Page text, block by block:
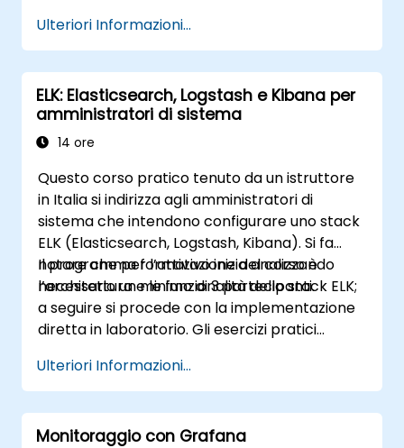
problemi legati alla scienza dei dati.
Garantire la sicurezza delle dashboard
interattive tramite tecniche avanzate di
autenticazione.
Ulteriori Informazioni...
ELK: Elasticsearch, Logstash e Kibana per
amministratori di sistema
14 ore
Questo corso pratico tenuto da un istruttore
in Italia si indirizza agli amministratori di
sistema che intendono configurare uno stack
ELK (Elasticsearch, Logstash, Kibana). Si fa
notare che per l’attivazione del corso è
necessario un minimo di 3 partecipanti.
Il programma formativo inizia analizzando
l’architettura e le funzionalità dello stack ELK;
a seguire si procede con la implementazione
diretta in laboratorio. Gli esercizi pratici
permettendo ai partecipanti di applicare
immediatamente quanto appreso e di
ricevere valutazioni sui risultati ottenuti.
Ulteriori Informazioni...
Monitoraggio con Grafana